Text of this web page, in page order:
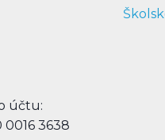
účtu:
3638